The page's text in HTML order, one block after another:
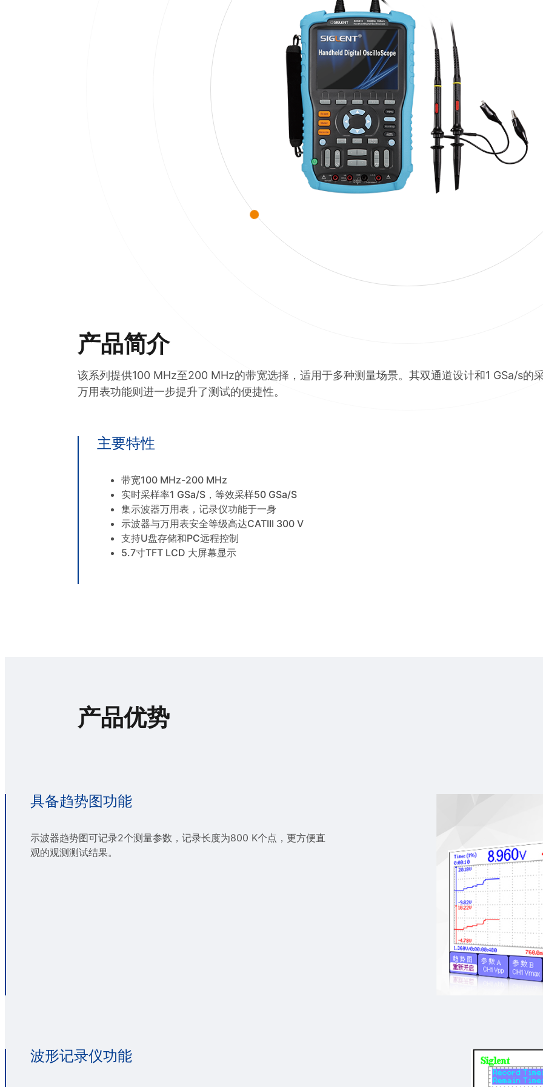
产品简介
该系列提供100 MHz至200 MHz的带宽选择，适用于多种测量场景。其双通道设计和1 GSa/s的
万用表功能则进一步提升了测试的便捷性。
主要特性
带宽100 MHz-200 MHz
实时采样率1 GSa/S，等效采样50 GSa/S
集示波器万用表，记录仪功能于一身
示波器与万用表安全等级高达CATIII 300 V
支持U盘存储和PC远程控制
5.7寸TFT LCD 大屏幕显示
产品优势
具备趋势图功能
示波器趋势图可记录2个测量参数，记录长度为800 K个点，更方便直
观的观测测试结果。
波形记录仪功能